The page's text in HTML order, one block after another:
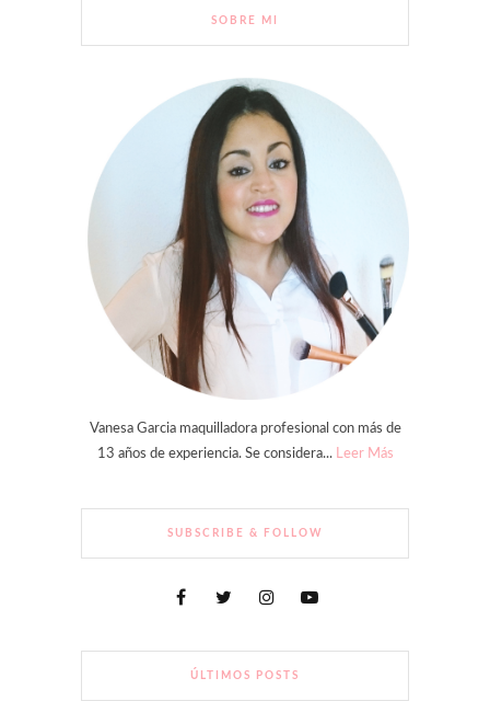
SOBRE MI
Vanesa Garcia maquilladora profesional con más de
13 años de experiencia. Se considera... Leer Más
SUBSCRIBE & FOLLOW
ÚLTIMOS POSTS